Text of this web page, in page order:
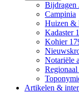
Bijdragen
Campinia
Huizen &
Kadaster
Kohier
Notariële
Artikelen &